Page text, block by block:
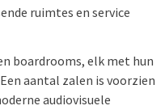
ruimtes en service
boardrooms, elk met hun
aantal zalen is voorzien
audiovisuele